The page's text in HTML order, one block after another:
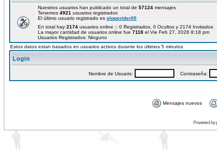
Nuestros usuarios han publicado un total de 57124 mensajes
Tenemos 4921 usuarios registrados
El último usuario registrado es sloperider00
En total hay 2174 usuarios online :: 0 Registrados, 0 Ocultos y 2174
La mayor cantidad de usuarios online fue 7118 el Vie Feb 27, 2026 8:18 pm
Usuarios Registrados: Ninguno
Estos datos estan basados en usuarios activos durante los últimos 5 minutos
Login
Nombre de Usuario: Contraseña:
Mensajes nuevos
Powered by